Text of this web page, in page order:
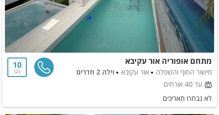
מתחם אופוריה אור עקיבא
מישור החוף והשפלה אור עקיבא
וילה 2 חדרים
עד 40 אורחים
10
2
לא נבחרו תאריכים